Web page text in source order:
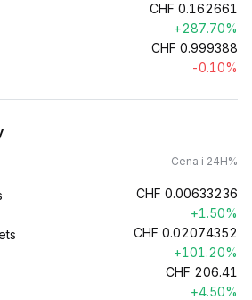
CHF 0.162661
+287.70%
CHF 0.999388
-0.10%
Cena i 24H%
CHF 0.00633236
+1.50%
CHF 0.02074352
+101.20%
CHF 206.41
+4.50%